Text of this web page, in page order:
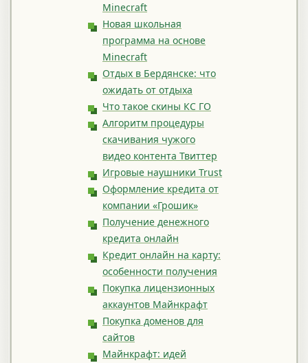
Minecraft
Новая школьная
программа на основе
Minecraft
Отдых в Бердянске: что
ожидать от отдыха
Что такое скины КС ГО
Алгоритм процедуры
скачивания чужого
видео контента Твиттер
Игровые наушники Trust
Оформление кредита от
компании «Грошик»
Получение денежного
кредита онлайн
Кредит онлайн на карту:
особенности получения
Покупка лицензионных
аккаунтов Майнкрафт
Покупка доменов для
сайтов
Майнкрафт: идей